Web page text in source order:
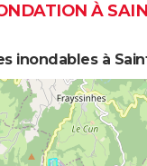
À
inondables à